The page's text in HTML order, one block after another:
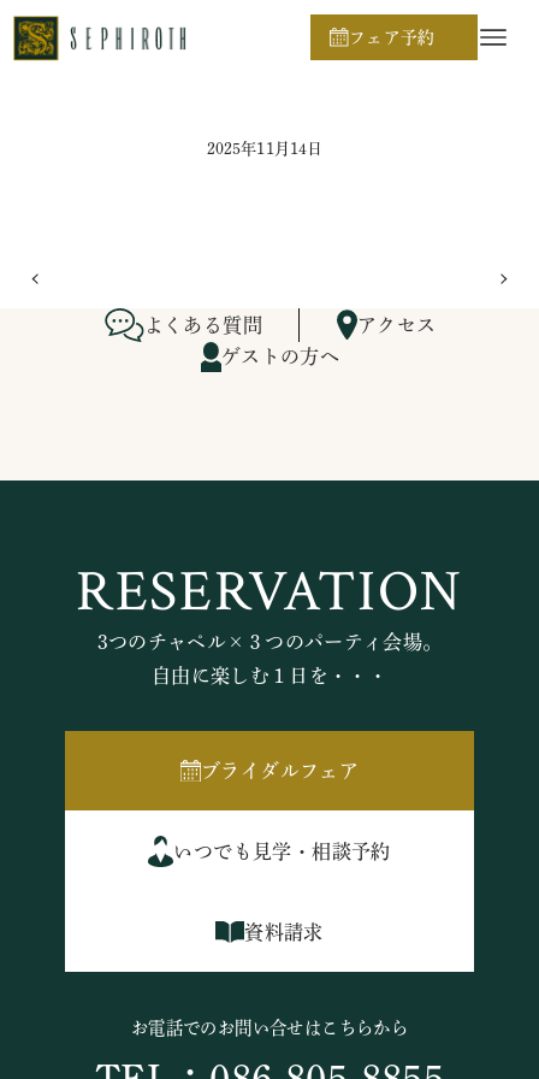
フェア予約
ホーム
2025年11月14日
よくある質問
アクセス
ゲストの方へ
RESERVATION
3つのチャペル×３つのパーティ会場。
自由に楽しむ１日を・・・
ブライダルフェア
いつでも見学・相談予約
資料請求
お電話でのお問い合せはこちらから